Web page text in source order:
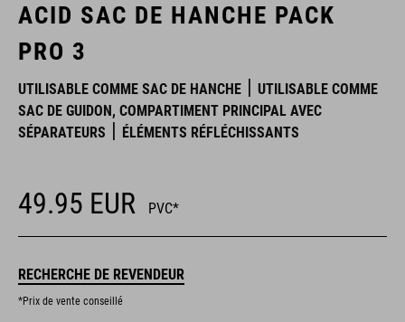
ACID SAC DE HANCHE PACK
PRO 3
UTILISABLE COMME SAC DE HANCHE
UTILISABLE COMME
SAC DE GUIDON, COMPARTIMENT PRINCIPAL AVEC
SÉPARATEURS
ÉLÉMENTS RÉFLÉCHISSANTS
49.95 EUR PVC*
RECHERCHE DE REVENDEUR
*Prix de vente conseillé